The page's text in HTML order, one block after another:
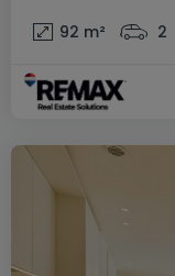
92 m² 2